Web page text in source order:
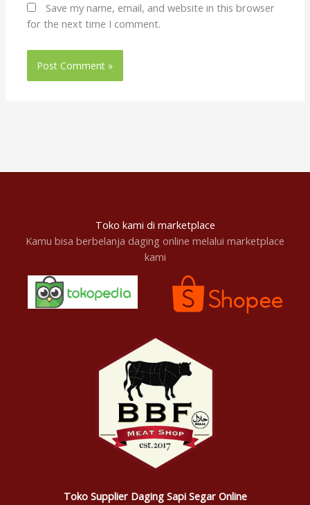
Save my name, email, and website in this browser
for the next time I comment.
Toko kami di marketplace
Kamu bisa berbelanja daging online melalui marketplace
kami
Toko Supplier Daging Sapi Segar Online